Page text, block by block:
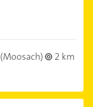
(Moosach)
2 km